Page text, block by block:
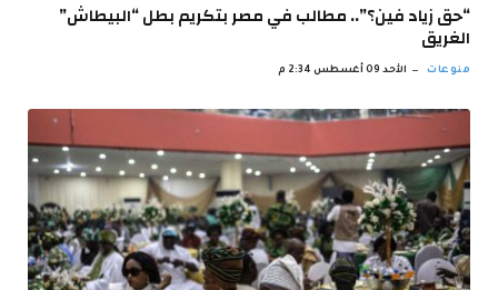
“حق زياد فين؟”.. مطالب في مصر بتكريم بطل “البيطاش”
الغريق
منوعات الأحد 09 أغسطس 2:34 م